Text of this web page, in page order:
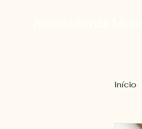
Início